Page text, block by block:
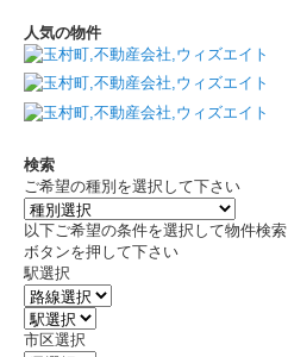
人気の物件
検索
ご希望の種別を選択して下さい
以下ご希望の条件を選択して物件検索
ボタンを押して下さい
駅選択
市区選択